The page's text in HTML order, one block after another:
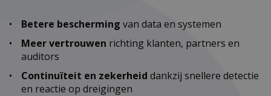
Betere bescherming van data en systemen
Meer vertrouwen richting klanten, partners en
auditors
Continuïteit en zekerheid dankzij snellere detectie
en reactie op dreigingen